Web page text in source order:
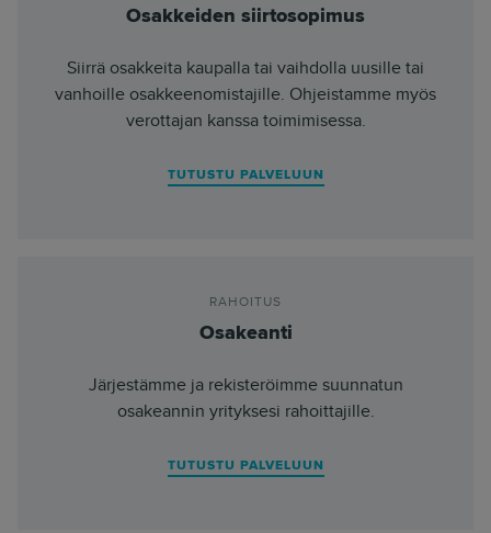
Osakkeiden siirtosopimus
Siirrä osakkeita kaupalla tai vaihdolla uusille tai
vanhoille osakkeenomistajille. Ohjeistamme myös
verottajan kanssa toimimisessa.
TUTUSTU PALVELUUN
RAHOITUS
Osakeanti
Järjestämme ja rekisteröimme suunnatun
osakeannin yrityksesi rahoittajille.
TUTUSTU PALVELUUN